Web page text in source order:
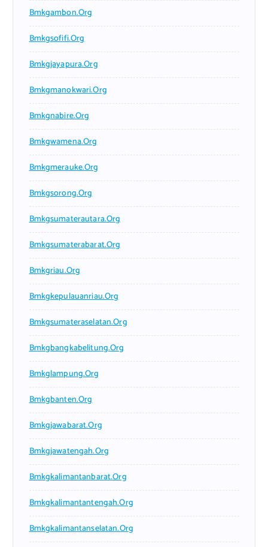
Bmkgambon.org
Bmkgsofifi.org
Bmkgjayapura.org
Bmkgmanokwari.org
Bmkgnabire.org
Bmkgwamena.org
Bmkgmerauke.org
Bmkgsorong.org
Bmkgsumaterautara.org
Bmkgsumaterabarat.org
Bmkgriau.org
Bmkgkepulauanriau.org
Bmkgsumateraselatan.org
Bmkgbangkabelitung.org
Bmkglampung.org
Bmkgbanten.org
Bmkgjawabarat.org
Bmkgjawatengah.org
Bmkgkalimantanbarat.org
Bmkgkalimantantengah.org
Bmkgkalimantanselatan.org